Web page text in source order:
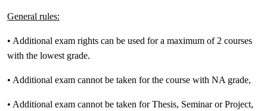
General rules:
• Additional exam rights can be used for a maximum of 2 courses
with the lowest grade.
• Additional exam cannot be taken for the course with NA grade,
• Additional exam cannot be taken for Thesis, Seminar or Project,